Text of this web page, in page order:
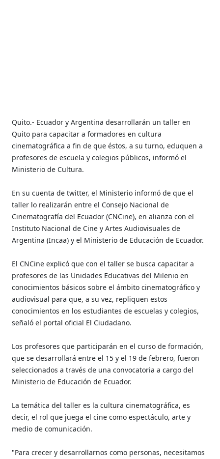
Quito.- Ecuador y Argentina desarrollarán un taller en
Quito para capacitar a formadores en cultura
cinematográfica a fin de que éstos, a su turno, eduquen a
profesores de escuela y colegios públicos, informó el
Ministerio de Cultura.
En su cuenta de twitter, el Ministerio informó de que el
taller lo realizarán entre el Consejo Nacional de
Cinematografía del Ecuador (CNCine), en alianza con el
Instituto Nacional de Cine y Artes Audiovisuales de
Argentina (Incaa) y el Ministerio de Educación de Ecuador.
El CNCine explicó que con el taller se busca capacitar a
profesores de las Unidades Educativas del Milenio en
conocimientos básicos sobre el ámbito cinematográfico y
audiovisual para que, a su vez, repliquen estos
conocimientos en los estudiantes de escuelas y colegios,
señaló el portal oficial El Ciudadano.
Los profesores que participarán en el curso de formación,
que se desarrollará entre el 15 y el 19 de febrero, fueron
seleccionados a través de una convocatoria a cargo del
Ministerio de Educación de Ecuador.
La temática del taller es la cultura cinematográfica, es
decir, el rol que juega el cine como espectáculo, arte y
medio de comunicación.
"Para crecer y desarrollarnos como personas, necesitamos